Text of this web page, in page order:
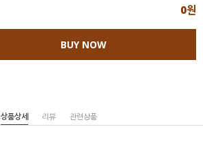
0원
BUY NOW
상품상세 리뷰 관련상품